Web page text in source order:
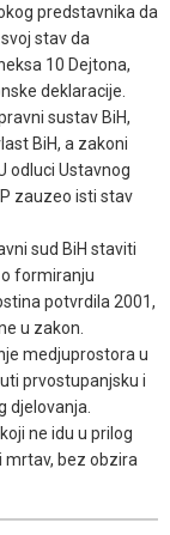
predstavnika da
stav da
10 Dejtona,
deklaracije.
sustav BiH,
BiH, a zakoni
odluci Ustavnog
zauzeo isti stav
sud BiH staviti
formiranju
potvrdila 2001,
u zakon.
medjuprostora u
prvostupanjsku i
djelovanja.
ne idu u prilog
mrtav, bez obzira